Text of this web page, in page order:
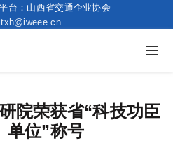
台：山西省交通企业协会
院荣获省“科技功臣
单位”称号